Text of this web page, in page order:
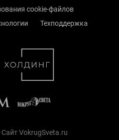
cookie-файлов
Техподдержка
Сайт VokrugSveta.ru